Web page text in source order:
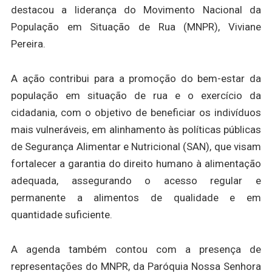
destacou a liderança do Movimento Nacional da
População em Situação de Rua (MNPR), Viviane
Pereira.
A ação contribui para a promoção do bem-estar da
população em situação de rua e o exercício da
cidadania, com o objetivo de beneficiar os indivíduos
mais vulneráveis, em alinhamento às políticas públicas
de Segurança Alimentar e Nutricional (SAN), que visam
fortalecer a garantia do direito humano à alimentação
adequada, assegurando o acesso regular e
permanente a alimentos de qualidade e em
quantidade suficiente.
A agenda também contou com a presença de
representações do MNPR, da Paróquia Nossa Senhora